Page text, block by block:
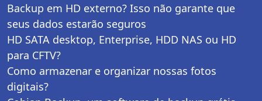
Backup em HD externo? Isso não garante que
seus dados estarão seguros
HD SATA desktop, Enterprise, HDD NAS ou HD
para CFTV?
Como armazenar e organizar nossas fotos
digitais?